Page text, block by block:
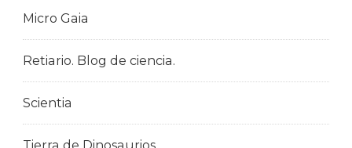
Micro Gaia
Retiario. Blog de ciencia.
Scientia
Tierra de Dinosaurios